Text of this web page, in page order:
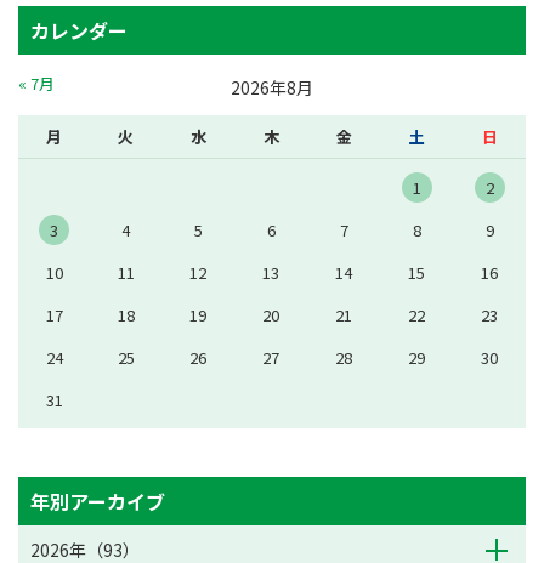
カレンダー
2026年8月
月 火 水 木 金 土 日
1
2
3
4 5 6 7 8
9
10
11 12 13 14 15
16
17
18 19 20 21 22
23
24
25 26 27 28 29
30
31
« 7月
年別アーカイブ
2026年（93）